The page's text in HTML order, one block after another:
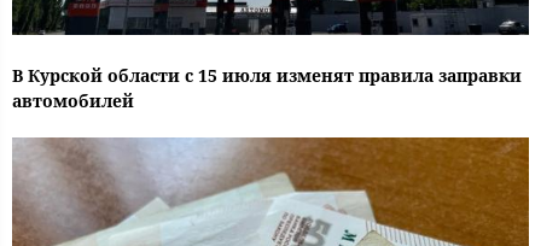
В Курской области с 15 июля изменят правила заправки
автомобилей